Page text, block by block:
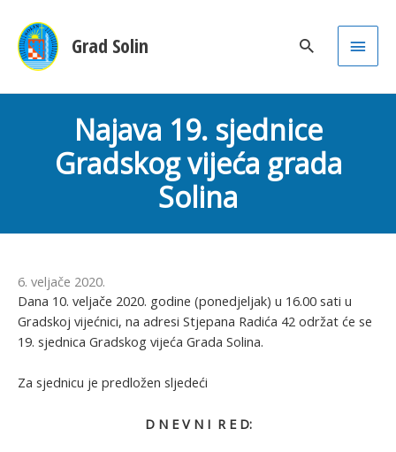
Grad Solin
Main
Najava 19. sjednice
Gradskog vijeća grada
Solina
6. veljače 2020.
Dana 10. veljače 2020. godine (ponedjeljak) u 16.00 sati u
Gradskoj vijećnici, na adresi Stjepana Radića 42 održat će se
19. sjednica Gradskog vijeća Grada Solina.
Za sjednicu je predložen sljedeći
D N E V N I R E D: